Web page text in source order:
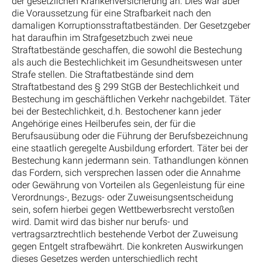
die Voraussetzung für eine Strafbarkeit nach den
damaligen Korruptionsstraftatbeständen. Der Gesetzgeber
hat daraufhin im Strafgesetzbuch zwei neue
Straftatbestände geschaffen, die sowohl die Bestechung
als auch die Bestechlichkeit im Gesundheitswesen unter
Strafe stellen. Die Straftatbestände sind dem
Straftatbestand des § 299 StGB der Bestechlichkeit und
Bestechung im geschäftlichen Verkehr nachgebildet. Täter
bei der Bestechlichkeit, d.h. Bestochener kann jeder
Angehörige eines Heilberufes sein, der für die
Berufsausübung oder die Führung der Berufsbezeichnung
eine staatlich geregelte Ausbildung erfordert. Täter bei der
Bestechung kann jedermann sein. Tathandlungen können
das Fordern, sich versprechen lassen oder die Annahme
oder Gewährung von Vorteilen als Gegenleistung für eine
Verordnungs-, Bezugs- oder Zuweisungsentscheidung
sein, sofern hierbei gegen Wettbewerbsrecht verstoßen
wird. Damit wird das bisher nur berufs- und
vertragsarztrechtlich bestehende Verbot der Zuweisung
gegen Entgelt strafbewährt. Die konkreten Auswirkungen
dieses Gesetzes werden unterschiedlich recht